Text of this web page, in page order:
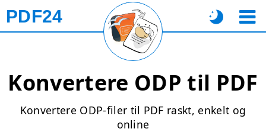
PDF24
Konvertere ODP til PDF
Konvertere ODP-filer til PDF raskt, enkelt og
online